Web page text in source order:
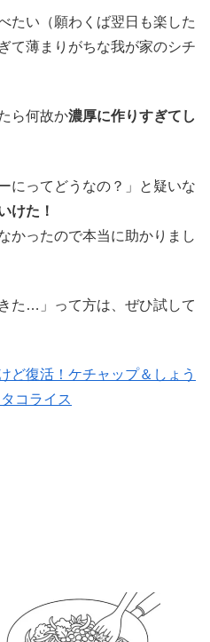
たい（願わくば翌日も楽した
て薄まりがちな我が家のシチ
ら何故か濃厚に作りすぎてし
にってどうなの？」と疑いな
けた！
かったので本当に助かりまし
た…」って方は、ぜひ試して
ど復活！ケチャップ＆しょう
コライス